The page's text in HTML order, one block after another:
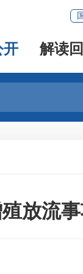
开 解读
放流事